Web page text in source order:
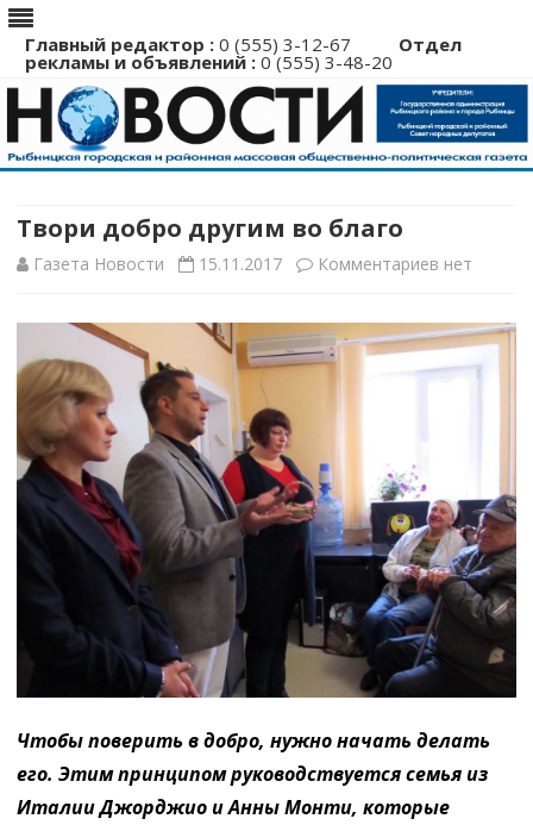
Главный редактор : 0 (555) 3-12-67 Отдел
рекламы и объявлений : 0 (555) 3-48-20
Перейти
содержимому
Твори добро другим во благо
Газета Новости 15.11.2017 Комментариев к
Твори
благо
нет
Чтобы поверить в добро, нужно начать делать
его. Этим принципом руководствуется семья из
Италии Джорджио и Анны Монти, которые